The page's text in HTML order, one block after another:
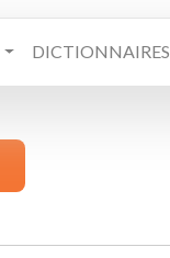
DICTIONNAIRES